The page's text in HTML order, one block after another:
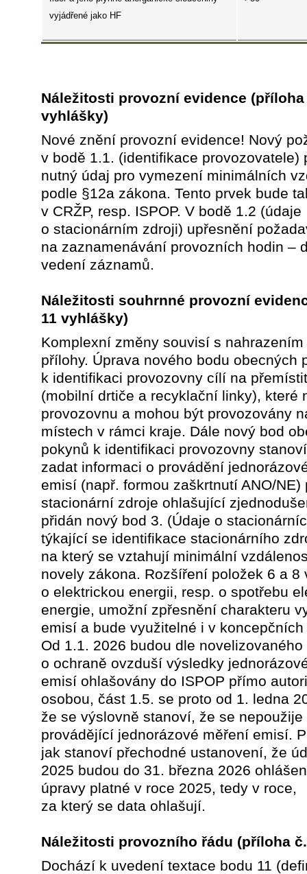
vyjádřené jako HF
Náležitosti provozní evidence (příloha
vyhlášky)
Nové znění provozní evidence! Nový
v bodě 1.1. (identifikace provozovatele)
nutný údaj pro vymezení minimálních
podle §12a zákona. Tento prvek bude
v CRŽP, resp. ISPOP. V bodě 1.2 (údaje
o stacionárním zdroji) upřesnění
na zaznamenávání provozních hodin –
vedení záznamů.
Náležitosti souhrnné provozní
11 vyhlášky)
Komplexní změny souvisí s
přílohy. Úprava nového bodu obecných
k identifikaci provozovny cílí na
(mobilní drtiče a recyklační linky), které
provozovnu a mohou být provozovány
místech v rámci kraje. Dále nový bod
pokynů k identifikaci provozovny
zadat informaci o provádění
emisí (např. formou zaškrtnutí ANO/NE)
stacionární zdroje ohlašující
přidán nový bod 3. (Údaje o
týkající se identifikace stacionárního
na který se vztahují minimální
novely zákona. Rozšíření položek 6 a 8
o elektrickou energii, resp. o spotřebu
energie, umožní zpřesnění charakteru
emisí a bude využitelné i v
Od 1.1. 2026 budou dle
o ochraně ovzduší výsledky
emisí ohlašovány do ISPOP přímo
osobou, část 1.5. se proto od 1. ledna
že se výslovně stanoví, že se nepoužije
provádějící jednorázové měření emisí.
jak stanoví přechodné ustanovení, že
2025 budou do 31. března 2026
úpravy platné v roce 2025, tedy v roce,
za který se data ohlašují.
Náležitosti provozního řádu (příloha
Dochází k uvedení textace bodu 11